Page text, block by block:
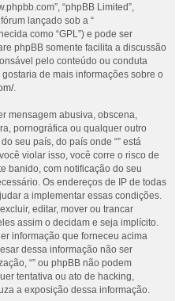
“phpBB Limited”,
lançado sob a “
como “GPL”) e pode ser
phpBB somente facilita a discussão
pelo conteúdo ou conduta
de mais informações sobre o
.
mensagem abusiva, obscena,
pornográfica ou qualquer outro
seu país, do país onde “” está
violar isso, você corre o risco de
banido, com notificação do seu
Os endereços de IP de todas
a implementar essas condições.
editar, mover ou trancar
assim o decidam e seja implícito.
informação que forneceu acima
dessa informação não ser
“” ou phpBB não podem
tentativa ou ato de hacking,
a exposição dessa informação.